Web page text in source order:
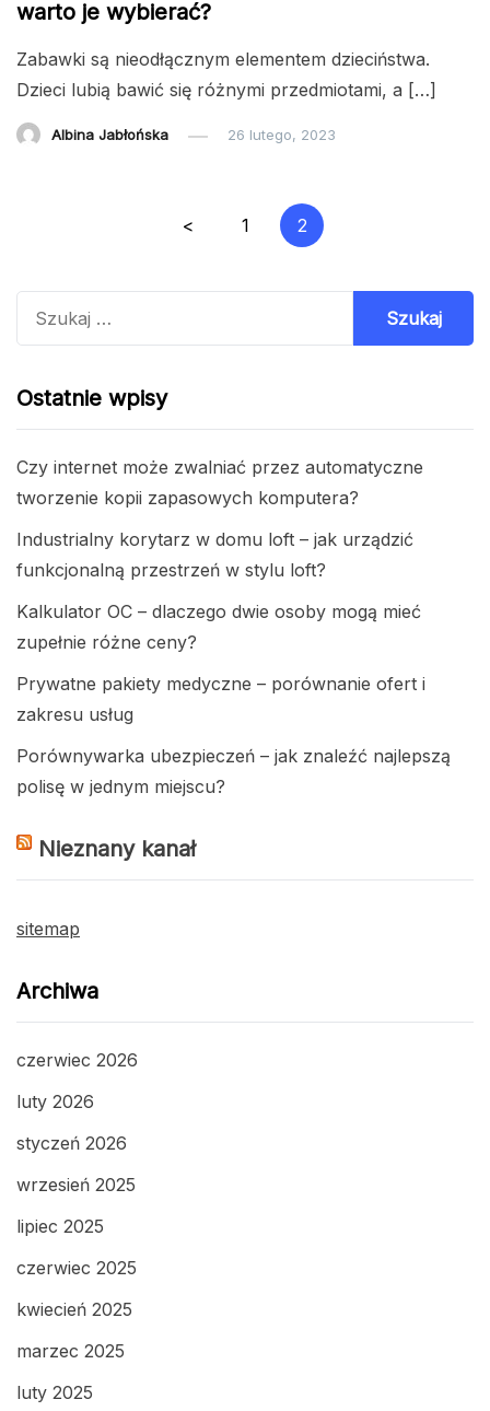
warto je wybierać?
Zabawki są nieodłącznym elementem dzieciństwa.
Dzieci lubią bawić się różnymi przedmiotami, a […]
Albina Jabłońska 26 lutego, 2023
wpisach
< 1 2
Ostatnie wpisy
Czy internet może zwalniać przez automatyczne
tworzenie kopii zapasowych komputera?
Industrialny korytarz w domu loft – jak urządzić
funkcjonalną przestrzeń w stylu loft?
Kalkulator OC – dlaczego dwie osoby mogą mieć
zupełnie różne ceny?
Prywatne pakiety medyczne – porównanie ofert i
zakresu usług
Porównywarka ubezpieczeń – jak znaleźć najlepszą
polisę w jednym miejscu?
Nieznany kanał
sitemap
Archiwa
czerwiec 2026
luty 2026
styczeń 2026
wrzesień 2025
lipiec 2025
czerwiec 2025
kwiecień 2025
marzec 2025
luty 2025